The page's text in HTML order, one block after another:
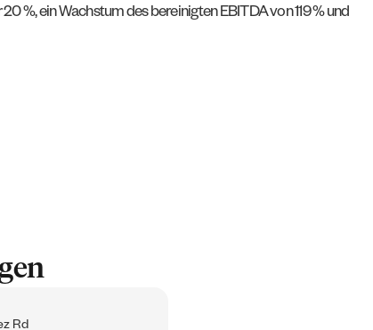
%, ein Wachstum des bereinigten EBITDA von 119 % und
Rd